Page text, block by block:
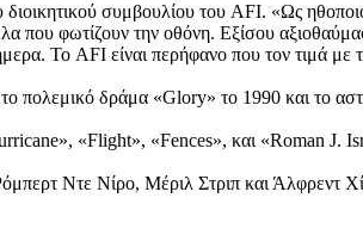
συμβουλίου του AFI. «Ως
φωτίζουν την οθόνη. Εξίσου
Το AFI είναι περήφανο που τον τιμά
πολεμικό δράμα «Glory» το 1990 και το
«Flight», «Fences», και «Roman J.
Ντε Νίρο, Μέριλ Στριπ και Άλφρεντ